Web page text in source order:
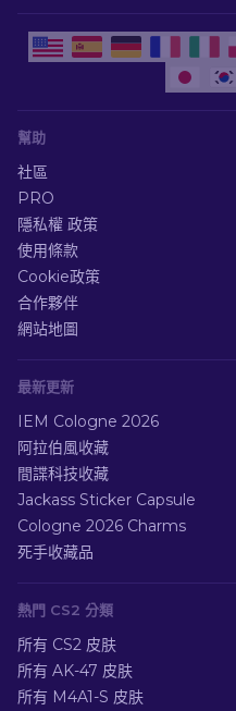
幫助
社區
PRO
隱私權 政策
使用條款
Cookie政策
合作夥伴
網站地圖
最新更新
IEM Cologne 2026
阿拉伯風收藏
間諜科技收藏
Jackass Sticker Capsule
Cologne 2026 Charms
死手收藏品
熱門 CS2 分類
所有 CS2 皮肤
所有 AK-47 皮肤
所有 M4A1-S 皮肤